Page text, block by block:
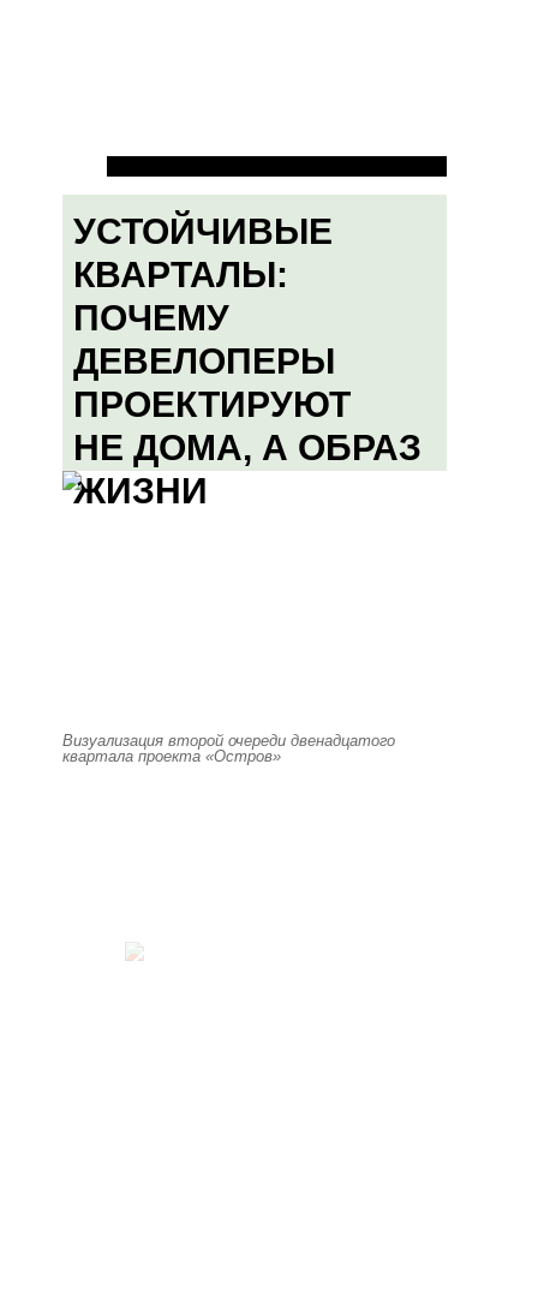
УСТОЙЧИВЫЕ
КВАРТАЛЫ:
ПОЧЕМУ
ДЕВЕЛОПЕРЫ
ПРОЕКТИРУЮТ
НЕ ДОМА, А ОБРАЗ
ЖИЗНИ
Визуализация второй очереди двенадцатого
квартала проекта «Остров»